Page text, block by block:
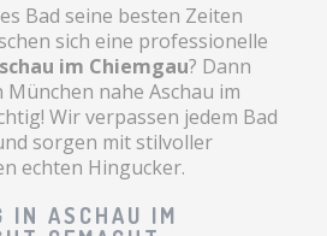
Bad seine besten Zeiten
sich eine professionelle
im Chiemgau? Dann
München nahe Aschau im
Wir verpassen jedem Bad
sorgen mit stilvoller
echten Hingucker.
IN ASCHAU IM